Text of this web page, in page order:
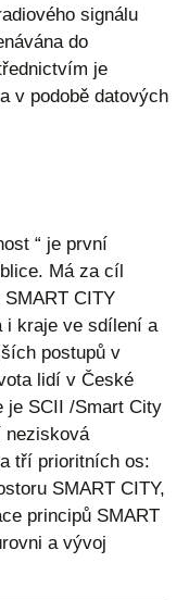
signálu
do
je
v podobě datových
“ je první
Má za cíl
CITY
i kraje ve sdílení a
postupů v
lidí v České
je SCII /Smart City
nezisková
tří prioritních os:
SMART CITY,
principů SMART
a vývoj